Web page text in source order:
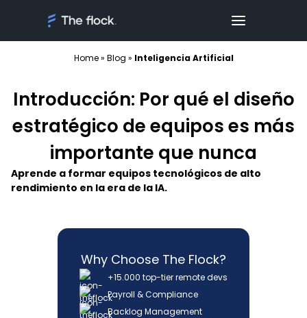
Home» Blog » Inteligencia Artificial
Introducción: Por qué el diseño
estratégico de equipos es más
importante que nunca
Aprende a formar equipos tecnológicos de alto
rendimiento en la era de la IA.
Why Choose The Flock?
+15.000 top-tier remote devs
Payroll & Compliance
Backlog Management